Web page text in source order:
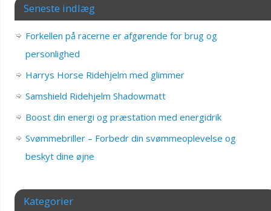
Seneste indlæg
Forkellen på racerne er afgørende for brug og
personlighed
Harrys Horse Ridehjelm med glimmer
Samshield Ridehjelm Shadowmatt
Boost din energi og præstation med energidrik
Svømmebriller – Forbedr din svømmeoplevelse og
beskyt dine øjne
Kategorier